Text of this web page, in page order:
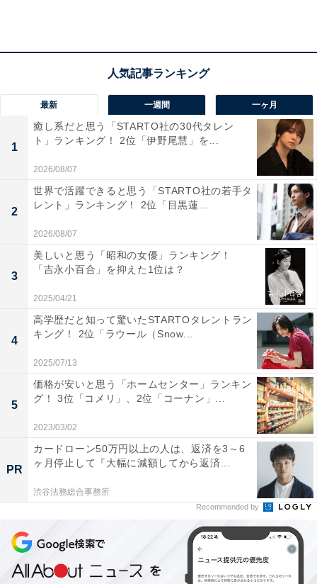
ず妙蓮寺駅は閑静な住宅街にあり、近くには駅名の由来
となった妙蓮寺や菊名池公園があるため緑が多く、落ち
着いた雰囲気です。2万8000平米もの敷地を持つ菊名池
公園には菊名池公園プールがあり、菊名池弁財天もまつ
第2位：小田急線「読売ランド前駅」（家賃相場：
5.35万円）
最新 一週間 一ヶ月
1
癒し系だと思う「STARTO社の30代タレン
ト」ランキング！ 2位「伊野尾慧」を...
2026/08/07
2
世界で活躍できると思う「STARTO社の若手タ
レント」ランキング！ 2位「目黒蓮...
2026/08/07
3
美しいと思う「昭和の女優」ランキング！
「吉永小百合」を抑えた1位は？
2025/04/21
4
高学歴だと知って驚いたSTARTOタレントラン
キング！ 2位「ラウール（Snow...
2025/07/13
5
価格が安いと思う「ホームセンター」ランキン
グ！ 3位「コメリ」、2位「コーナン」...
2023/03/02
PR
カードローン50万円以上の人は、返済を3～6
ヶ月停止して『大幅に減額してから返済...
渋谷法務総合事務所
Recommended by